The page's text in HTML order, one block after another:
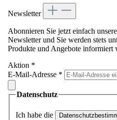
Newsletter
Abonnieren Sie jetzt einfach
Newsletter und Sie werden stets
Produkte und Angebote informiert
Aktion *
E-Mail-Adresse *
Datenschutz
Ich habe die